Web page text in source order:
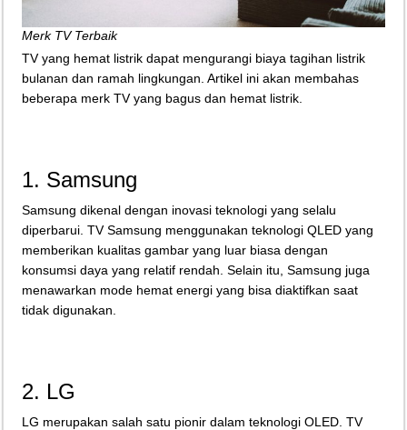
Merk TV Terbaik
TV yang hemat listrik dapat mengurangi biaya tagihan listrik
bulanan dan ramah lingkungan. Artikel ini akan membahas
beberapa merk TV yang bagus dan hemat listrik.
1. Samsung
Samsung dikenal dengan inovasi teknologi yang selalu
diperbarui. TV Samsung menggunakan teknologi QLED yang
memberikan kualitas gambar yang luar biasa dengan
konsumsi daya yang relatif rendah. Selain itu, Samsung juga
menawarkan mode hemat energi yang bisa diaktifkan saat
tidak digunakan.
2. LG
LG merupakan salah satu pionir dalam teknologi OLED. TV